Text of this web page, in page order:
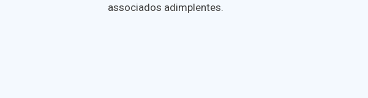
associados adimplentes.